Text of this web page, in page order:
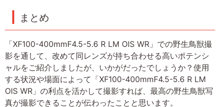
まとめ
「XF100-400mmF4.5-5.6 R LM OIS WR」での野生鳥獣撮
影を通して、改めて同レンズが持ち合わせる高いポテンシ
ャルをご紹介しましたが、いかがだったでしょうか？使用
する状況や場面によって「XF100-400mmF4.5-5.6 R LM
OIS WR」の利点を活かして撮影すれば、最高の野生鳥獣写
真が撮影できることが伝わったことと思います。